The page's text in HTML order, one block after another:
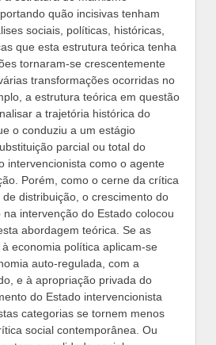
quão incisivas tenham
sociais, políticas, históricas,
que esta estrutura teórica tenha
tornaram-se crescentemente
transformações ocorridas no
a estrutura teórica em questão
a trajetória histórica do
o conduziu a um estágio
parcial ou total do
intervencionista como o agente
Porém, como o cerne da crítica
distribuição, o crescimento do
intervenção do Estado colocou
abordagem teórica. Se as
economia política aplicam-se
auto-regulada, com a
e à apropriação privada do
do Estado intervencionista
categorias se tornem menos
social contemporânea. Ou